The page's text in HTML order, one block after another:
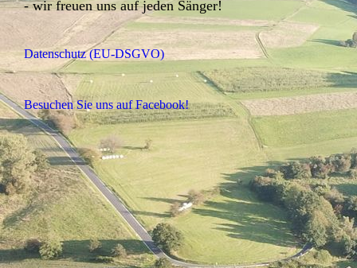
- wir freuen uns auf jeden Sänger!
Datenschutz (EU-DSGVO)
Besuchen Sie uns auf Facebook!